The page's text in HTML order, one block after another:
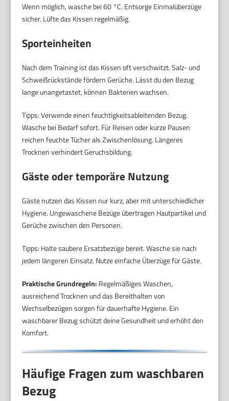
Wenn möglich, wasche bei 60 °C. Entsorge Einmalüberzüge
sicher. Lüfte das Kissen regelmäßig.
Sporteinheiten
Nach dem Training ist das Kissen oft verschwitzt. Salz- und
Schweißrückstände fördern Gerüche. Lässt du den Bezug
lange unangetastet, können Bakterien wachsen.
Tipps: Verwende einen feuchtigkeitsableitenden Bezug.
Wasche bei Bedarf sofort. Für Reisen oder kurze Pausen
reichen feuchte Tücher als Zwischenlösung. Längeres
Trocknen verhindert Geruchsbildung.
Gäste oder temporäre Nutzung
Gäste nutzen das Kissen nur kurz, aber mit unterschiedlicher
Hygiene. Ungewaschene Bezüge übertragen Hautpartikel und
Gerüche zwischen den Personen.
Tipps: Halte saubere Ersatzbezüge bereit. Wasche sie nach
jedem längeren Einsatz. Nutze einfache Überzüge für Gäste.
Praktische Grundregeln: Regelmäßiges Waschen,
ausreichend Trocknen und das Bereithalten von
Wechselbezügen sorgen für dauerhafte Hygiene. Ein
waschbarer Bezug schützt deine Gesundheit und erhöht den
Komfort.
Häufige Fragen zum waschbaren
Bezug